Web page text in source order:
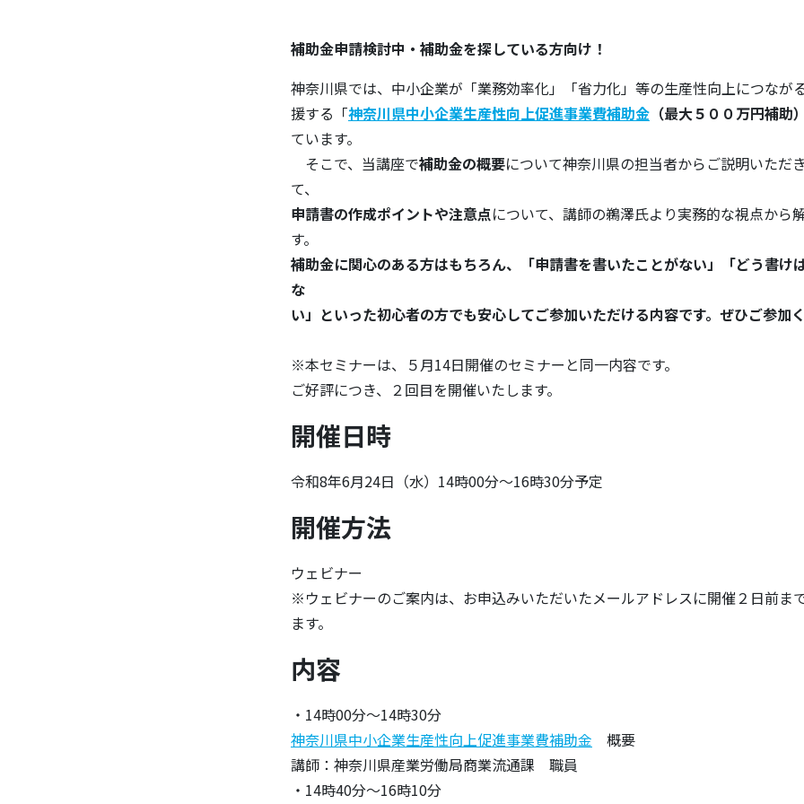
補助金申請検討中・補助金を探している方向け！
神奈川県では、中小企業が「業務効率化」「省力化」等の生産性向上につなが
援する「神奈川県中小企業生産性向上促進事業費補助金 （最大５００万円補助）
ています。
そこで、当講座で補助金の概要について神奈川県の担当者からご説明いただ
て、
申請書の作成ポイントや注意点について、講師の鵜澤氏より実務的な視点から
す。
補助金に関心のある方はもちろん、「申請書を書いたことがない」「どう書け
な
い」といった初心者の方でも安心してご参加いただける内容です。ぜひご参加
※本セミナーは、５月14日開催のセミナーと同一内容です。
ご好評につき、２回目を開催いたします。
開催日時
令和8年6月24日（水）14時00分～16時30分予定
開催方法
ウェビナー
※ウェビナーのご案内は、お申込みいただいたメールアドレスに開催２日前ま
ます。
内容
・14時00分～14時30分
神奈川県中小企業生産性向上促進事業費補助金 概要
講師：神奈川県産業労働局商業流通課 職員
・14時40分～16時10分